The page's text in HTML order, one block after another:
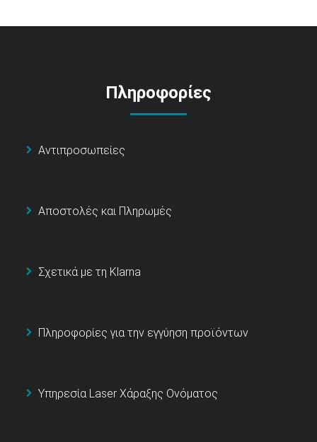
Πληροφορίες
Αντιπροσωπείες
Αποστολές και Πληρωμές
Σχετικά με τη Klarna
Πληροφορίες για την εγγύηση προϊόντων
Υπηρεσία Laser Χάραξης Ονόματος